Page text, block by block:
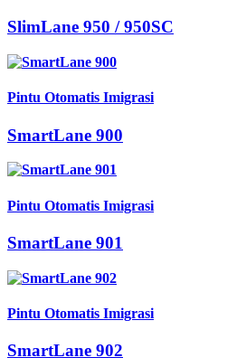
SlimLane 950 / 950SC
Pintu Otomatis Imigrasi
SmartLane 900
Pintu Otomatis Imigrasi
SmartLane 901
Pintu Otomatis Imigrasi
SmartLane 902